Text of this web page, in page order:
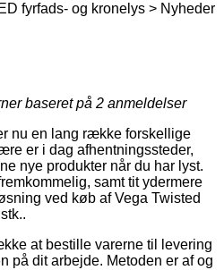
fyrfads- og kronelys > Nyheder
baseret på 2 anmeldelser
nu en lang række forskellige
er i dag afhentningssteder,
nye produkter når du har lyst.
samt tit ydermere
ved køb af Vega Twisted
at bestille varerne til levering
på dit arbejde. Metoden er af og